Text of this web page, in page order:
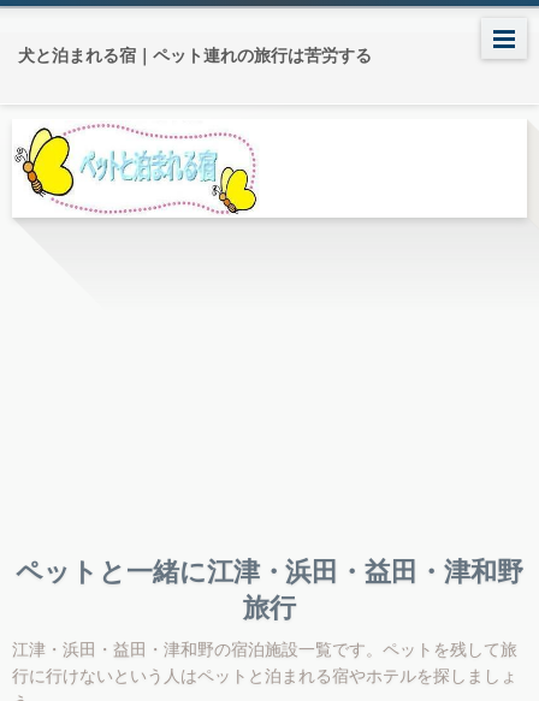
犬と泊まれる宿｜ペット連れの旅行は苦労する
ペットと一緒に江津・浜田・益田・津和野
旅行
江津・浜田・益田・津和野の宿泊施設一覧です。ペットを残して旅
行に行けないという人はペットと泊まれる宿やホテルを探しましょ